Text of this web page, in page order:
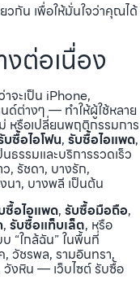
วกัน เพื่อให้มั่นใจว่าคุณได้
งต่อเนื่อง
จะเป็น iPhone,
ต่างๆ — ทำให้ผู้ใช้หลาย
หรือเปลี่ยนพฤติกรรมการ
บซื้อไอโฟน, รับซื้อไอแพด,
นธรรมและบริการรวดเร็ว
, รัชดา, บางรัก,
นา, บางพลี เป็นต้น
ซื้อไอแพด, รับซื้อมือถือ,
, รับซื้อแท็บเล็ต, หรือ
“ใกล้ฉัน” ในพื้นที่
วัชรพล, รามอินทรา,
วังหิน — เว็บไซต์ รับซื้อ